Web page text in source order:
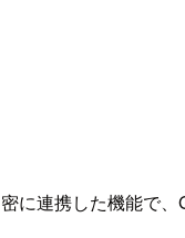
に連携した機能で、